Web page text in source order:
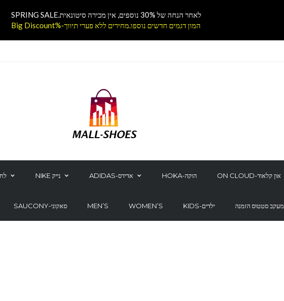
NIKE נייק ADIDAS-אדידס HOKA-הוקה ON CLOUD-און קלאוד
SAUCONY-סאקוני MEN’S WOMEN’S KIDS-ילדים מעקב סטטוס הזמנה
לאחר הנחה של 30% נוספים, אין מכירה סיטונאית.SPRING SALE
המון דגמים חדשים נוספו.מחירים ללא פערי תיווך-%Big Discount